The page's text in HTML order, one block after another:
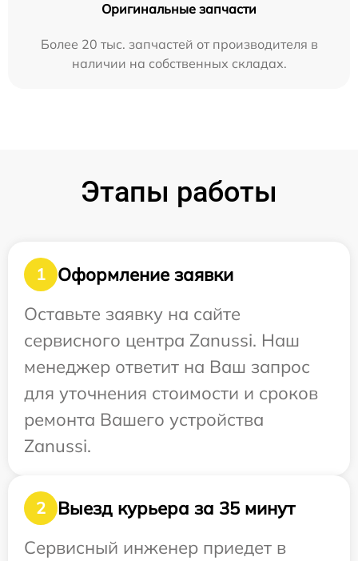
Оригинальные запчасти
Более 20 тыс. запчастей от производителя в
наличии на собственных складах.
Этапы работы
1
Оформление заявки
Оставьте заявку на сайте
сервисного центра Zanussi. Наш
менеджер ответит на Ваш запрос
для уточнения стоимости и сроков
ремонта Вашего устройства
Zanussi.
2
Выезд курьера за 35 минут
Сервисный инженер приедет в